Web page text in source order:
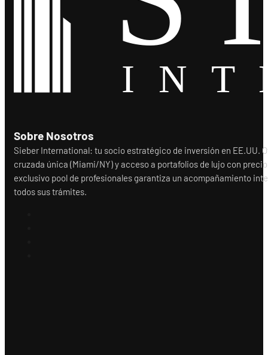
Sobre Nosotros
Sieber International: tu socio estratégico de inversión en EE.UU.
cruzada única (Miami/NY) y acceso a portafolios de lujo con
exclusivo pool de profesionales garantiza un acompañamiento
todos sus trámites.